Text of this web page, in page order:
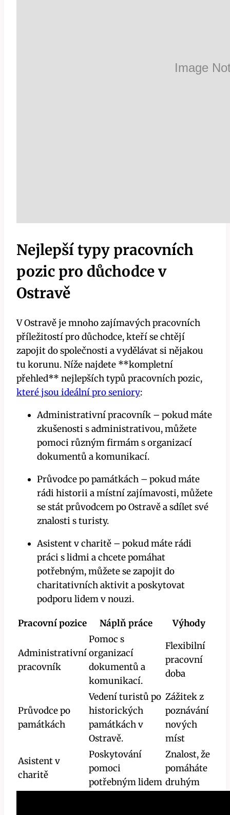
Nejlepší typy pracovních
pozic pro důchodce v
Ostravě
V Ostravě je mnoho zajímavých pracovních
příležitostí pro důchodce, kteří se chtějí
zapojit do společnosti a vydělávat si nějakou
tu korunu. Níže najdete **kompletní
přehled** nejlepších typů pracovních pozic,
které jsou ideální pro seniory:
Administrativní pracovník – pokud máte
zkušenosti s administrativou, můžete
pomoci různým firmám s organizací
dokumentů a komunikací.
Průvodce po památkách – pokud máte
rádi historii a místní zajímavosti, můžete
se stát průvodcem po Ostravě a sdílet své
znalosti s turisty.
Asistent v charitě – pokud máte rádi
práci s lidmi a chcete pomáhat
potřebným, můžete se zapojit do
charitativních aktivit a poskytovat
podporu lidem v nouzi.
Pracovní pozice Náplň práce Výhody
Administrativní
pracovník
Pomoc s
organizací
dokumentů a
komunikací.
Flexibilní
pracovní
doba
Průvodce po
památkách
Vedení turistů po
historických
památkách v
Ostravě.
Zážitek z
poznávání
nových
míst
Asistent v
charitě
Poskytování
pomoci
potřebným lidem
Znalost, že
pomáháte
druhým